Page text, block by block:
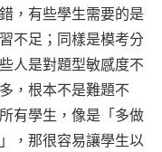
，有些學生需要的是
不足；同樣是模考分
人是對題型敏感度不
，根本不是難題不
有學生，像是「多做
，那很容易讓學生以